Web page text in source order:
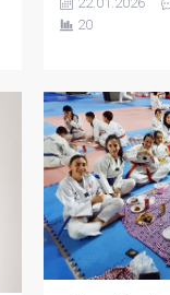
“2025’i arzu
ancak bu
Olağan Meclis
Başkanı Ahmet
başkanlığında
Salonu’nda
Toplantının
Yönetim Kurulu
20